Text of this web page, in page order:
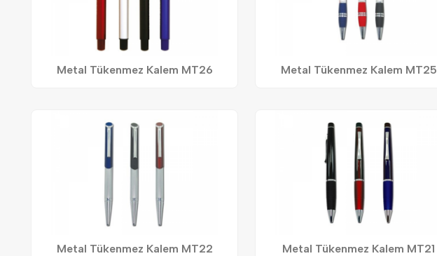
Metal Tükenmez Kalem MT26 Metal Tükenmez Kalem MT25
Metal Tükenmez Kalem MT22 Metal Tükenmez Kalem MT21